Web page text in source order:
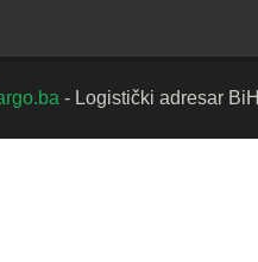
- Logistički adresar BiH